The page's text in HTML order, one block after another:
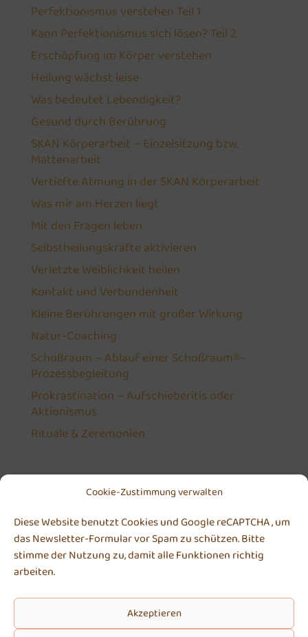
Cookie-Zustimmung verwalten
Diese Website benutzt Cookies und Google reCAPTCHA , um
das Newsletter-Formular vor Spam zu schützen. Bitte
stimme der Nutzung zu, damit alle Funktionen richtig
arbeiten.
Akzeptieren
Perfektionismus verstehen Teil 1
Kann Perfektionismus sich lösen? Teil 2
Erschöpfung im Körper verstehen
Heilung wächst leise
Was bedeutet Lebendigkeit?
Gesund durch Berührung
SKAN Körperarbeit – Einzelsitzung bzw.
Mattenarbeit
Vertiefte Atmung in der SKAN Körperarbeit
Was mir am Herzen liegt
Mit den Fragen leben
Selbstheilungskräfte aktivieren
Verletzte Weiblichkeit heilen
Kontakt und Verbundenheit
Kleine Berührungen mit großer Wirkung
Natur-Coaching
Schoßraum – Ablauf einer Schoßraum®-
Prozessbegleitung
Prokrastination – Aufschieberitis oder
Aktionismus
Rituale & Zeremonien
Michaela Höhle
An der Turnhalle 3 . 55130 Mainz
Telefon:0170 2448629
kontakt@michaela-hoehle.de